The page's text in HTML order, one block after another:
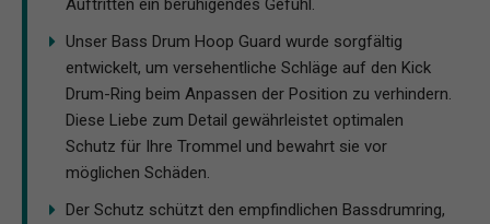
Unser Bass Drum Hoop Guard wurde sorgfältig
entwickelt, um versehentliche Schläge auf den Kick
Drum-Ring beim Anpassen der Position zu verhindern.
Diese Liebe zum Detail gewährleistet optimalen
Schutz für Ihre Trommel und bewahrt sie vor
möglichen Schäden.
Der Schutz schützt den empfindlichen Bassdrumring,